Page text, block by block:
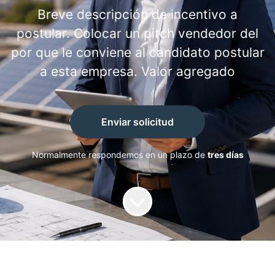
Breve descripción de incentivo a
postular. Colocar un pitch vendedor del
por que le conviene al candidato postular
a esta empresa. Valor agregado
Enviar solicitud
Normalmente respondemos en un plazo detres días